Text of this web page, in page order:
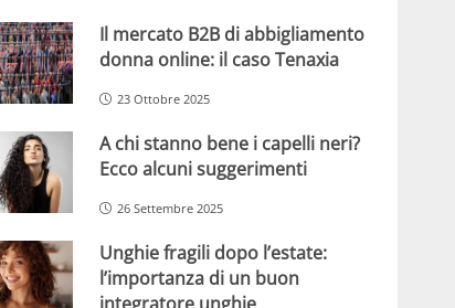
Il mercato B2B di abbigliamento
donna online: il caso Tenaxia
23 Ottobre 2025
A chi stanno bene i capelli neri?
Ecco alcuni suggerimenti
26 Settembre 2025
Unghie fragili dopo l’estate:
l’importanza di un buon
integratore unghie